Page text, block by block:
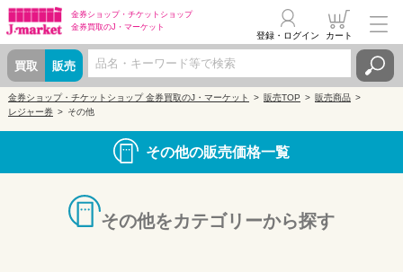
金券ショップ・ チケットショップ
金券買取のJ・マーケット
買取 販売
登録・ログイン カート
金券ショップ・チケットショップ 金券買取のJ・マーケット 販売TOP
販売商品
レジャー券
その他
その他の販売価格一覧
その他をカテゴリーから探す